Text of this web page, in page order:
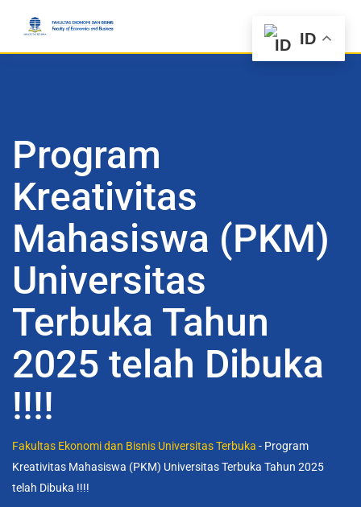
Program
Kreativitas
Mahasiswa (PKM)
Universitas
Terbuka Tahun
2025 telah Dibuka
!!!!
Fakultas Ekonomi dan Bisnis Universitas Terbuka - Program
Kreativitas Mahasiswa (PKM) Universitas Terbuka Tahun 2025
telah Dibuka !!!!
ID